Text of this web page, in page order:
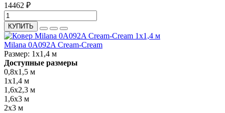
14462 ₽
КУПИТЬ
Milana 0A092A Cream-Cream
Размер: 1x1,4 м
Доступные размеры
0,8x1,5 м
1x1,4 м
1,6x2,3 м
1,6x3 м
2x3 м